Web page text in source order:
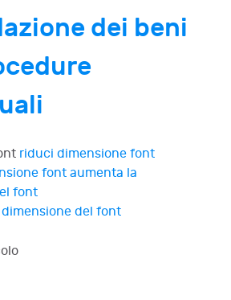
dei beni
riduci dimensione font
aumenta la
font